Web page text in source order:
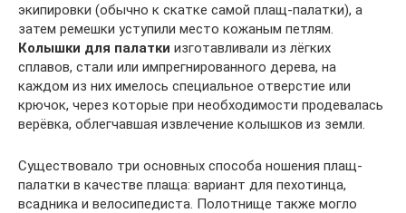
экипировки (обычно к скатке самой плащ-палатки), а
затем ремешки уступили место кожаным петлям.
Колышки для палатки изготавливали из лёгких
сплавов, стали или импрегнированного дерева, на
каждом из них имелось специальное отверстие или
крючок, через которые при необходимости продевалась
верёвка, облегчавшая извлечение колышков из земли.
Существовало три основных способа ношения плащ-
палатки в качестве плаща: вариант для пехотинца,
всадника и велосипедиста. Полотнище также могло